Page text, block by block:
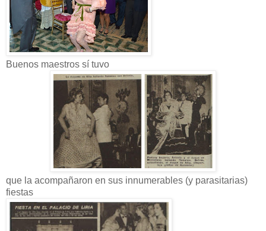
Buenos maestros sí tuvo
que la acompañaron en sus innumerables (y parasitarias)
fiestas